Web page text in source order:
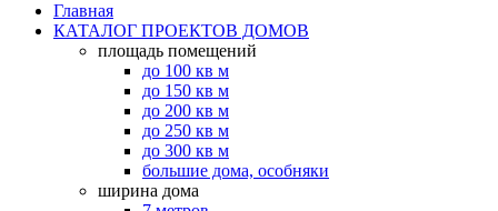
Главная
КАТАЛОГ ПРОЕКТОВ ДОМОВ
площадь помещений
до 100 кв м
до 150 кв м
до 200 кв м
до 250 кв м
до 300 кв м
большие дома, особняки
ширина дома